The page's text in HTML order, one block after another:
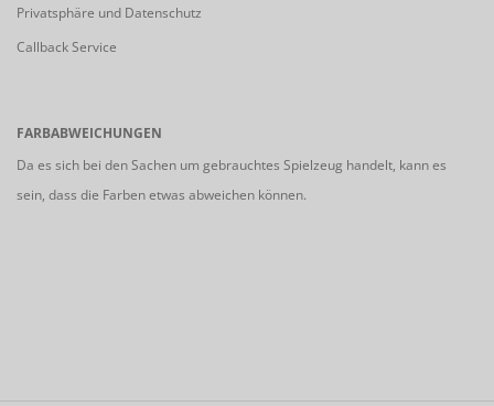
Privatsphäre und Datenschutz
Callback Service
FARBABWEICHUNGEN
Da es sich bei den Sachen um gebrauchtes Spielzeug handelt, kann es
sein, dass die Farben etwas abweichen können.